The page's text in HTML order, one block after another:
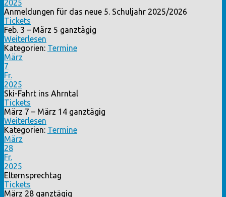
2025
Anmeldungen für das neue 5. Schuljahr 2025/2026
Tickets
Feb. 3 – März 5 ganztägig
Weiterlesen
Kategorien: Termine
März
7
Fr.
2025
Ski-Fahrt ins Ahrntal
Tickets
März 7 – März 14 ganztägig
Weiterlesen
Kategorien: Termine
März
28
Fr.
2025
Elternsprechtag
Tickets
März 28 ganztägig